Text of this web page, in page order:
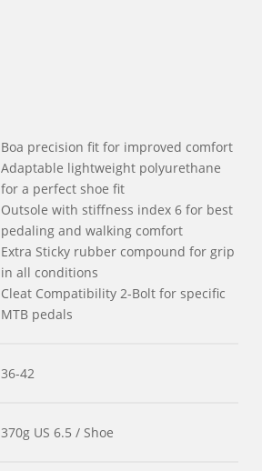
Boa precision fit for improved comfort
Adaptable lightweight polyurethane
for a perfect shoe fit
Outsole with stiffness index 6 for best
pedaling and walking comfort
Extra Sticky rubber compound for grip
in all conditions
Cleat Compatibility 2-Bolt for specific
MTB pedals
36-42
370g US 6.5 / Shoe